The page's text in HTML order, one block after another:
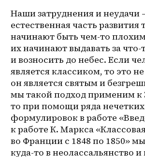
Наши затруднения и неудачи
естественная часть
начинают быть чем-то
их начинают выдавать за
и возносить до небес. Если
является классиком, то это
он является святым и
мы такой подход применим к
то при помощи ряда нечетких
формулировок в работе
к работе К. Маркса
во Франции с 1848 по 1850»
куда-то в неолассальянство